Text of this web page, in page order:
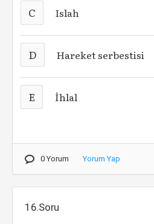
C Islah
D Hareket serbestisi
E İhlal
0 Yorum Yorum Yap
16.Soru